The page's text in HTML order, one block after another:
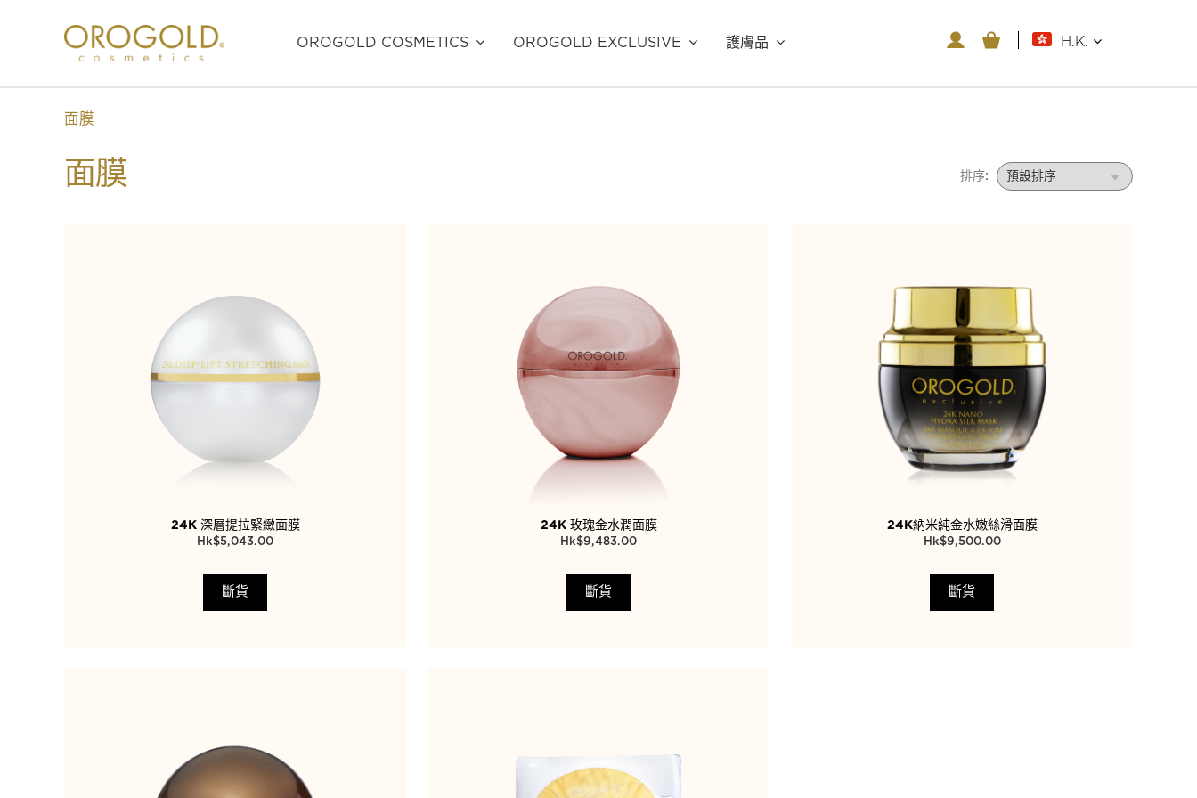
OROGOLD COSMETICS OROGOLD EXCLUSIVE 護膚品 H.K.
面膜
面膜 排序:
24K 深層提拉緊緻面膜
$5,043.00
斷貨
24K 玫瑰金水潤面膜
$9,483.00
斷貨
24K納米純金水嫩絲滑面膜
$9,500.00
斷貨